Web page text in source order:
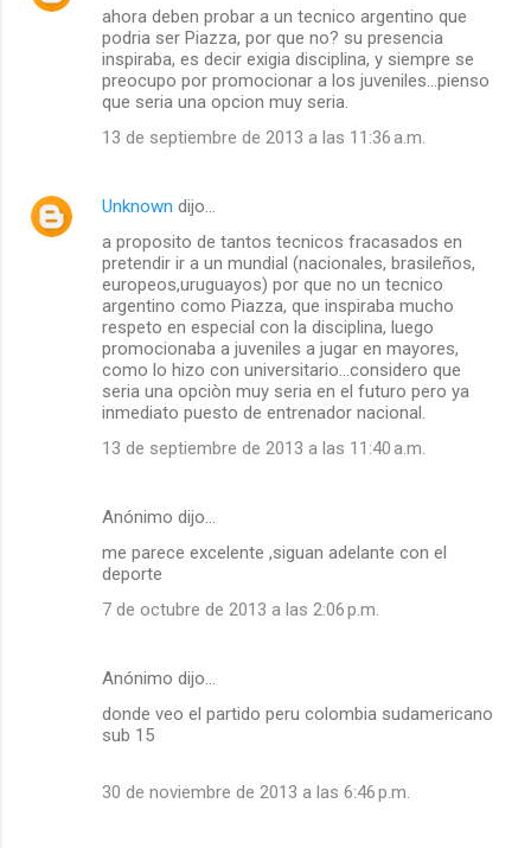
ahora deben probar a un tecnico argentino que
podria ser Piazza, por que no? su presencia
inspiraba, es decir exigia disciplina, y siempre se
preocupo por promocionar a los juveniles...pienso
que seria una opcion muy seria.
13 de septiembre de 2013 a las 11:36 a.m.
Unknown dijo…
a proposito de tantos tecnicos fracasados en
pretendir ir a un mundial (nacionales, brasileños,
europeos,uruguayos) por que no un tecnico
argentino como Piazza, que inspiraba mucho
respeto en especial con la disciplina, luego
promocionaba a juveniles a jugar en mayores,
como lo hizo con universitario...considero que
seria una opciòn muy seria en el futuro pero ya
inmediato puesto de entrenador nacional.
13 de septiembre de 2013 a las 11:40 a.m.
Anónimo dijo…
me parece excelente ,siguan adelante con el
deporte
7 de octubre de 2013 a las 2:06 p.m.
Anónimo dijo…
donde veo el partido peru colombia sudamericano
sub 15
30 de noviembre de 2013 a las 6:46 p.m.